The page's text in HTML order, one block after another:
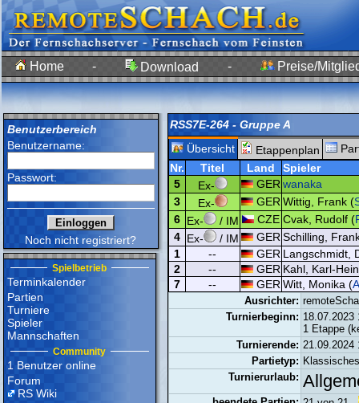
Home - Download - Preise/
Benutzerbereich
Benutzername:
Passwort:
Noch nicht registriert?
Spielbetrieb
Terminkalender
Partien
Turniere
Spieler
Mannschaften
Community
1 Benutzer online
Forum
RS Wiki
RSS7E-264 - Gruppe A
Übersicht
Etappenplan
Nr.
Titel Land
Spieler
5
Ex- GER wanaka
3
Ex- GER Wittig, Frank (
6 Ex- / IM CZE Cvak, Rudolf (
4 Ex- / IM GER Schilling,
1
-- GER Langschmidt,
2
-- GER Kahl, Karl-
7
-- GER Witt, Monika (
Ausrichter:
Turnierbeginn: 18.07.2023
1 Etappe
Turnierende: 21.09.2024
Partietyp:
Turnierurlaub: